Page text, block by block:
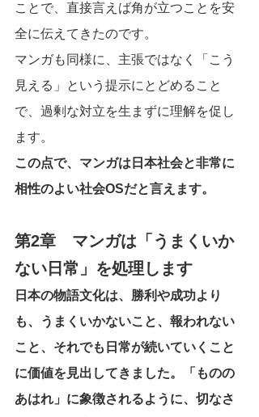
ことで、直接言えば角が立つことを安
全に伝えてきたのです。
マンガも同様に、主張ではなく「こう
見える」という提示にとどめること
で、過剰な対立を生まずに理解を促し
ます。
この点で、マンガは日本社会と非常に
相性のよい社会OSだと言えます。
第2章　マンガは「うまくいか
ない日常」を処理します
日本の物語文化は、勝利や成功より
も、うまくいかないこと、報われない
こと、それでも日常が続いていくこと
に価値を見出してきました。「ものの
あはれ」に象徴されるように、切なさ